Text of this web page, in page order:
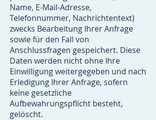
Name, E-Mail-Adresse,
Telefonnummer, Nachrichtentext)
zwecks Bearbeitung Ihrer Anfrage
sowie für den Fall von
Anschlussfragen gespeichert. Diese
Daten werden nicht ohne Ihre
Einwilligung weitergegeben und nach
Erledigung Ihrer Anfrage, sofern
keine gesetzliche
Aufbewahrungspflicht besteht,
gelöscht.